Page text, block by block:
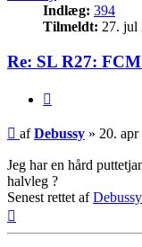
Indlæg: 394
Tilmeldt: 27. jul
Re: SL R27:
Indlæg
afDebussy » 20.
Jeg har en hård
halvleg ?
Senest rettet afDebussy